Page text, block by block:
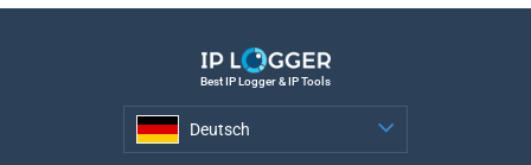
Best IP Logger & IP Tools
Deutsch